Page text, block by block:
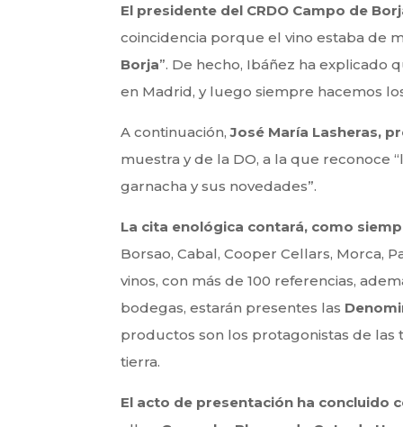
El presidente del CRDO Campo de
coincidencia porque el vino estaba de
Borja”. De hecho, Ibáñez ha explicado
en Madrid, y luego siempre hacemos
A continuación,José María Lasheras,
muestra y de la DO, a la que reconoce
garnacha y sus novedades”.
La cita enológica contará, como
Borsao, Cabal, Cooper Cellars, Morca,
vinos, con más de 100 referencias,
bodegas, estarán presentes las
productos son los protagonistas de
tierra.
El acto de presentación ha concluido